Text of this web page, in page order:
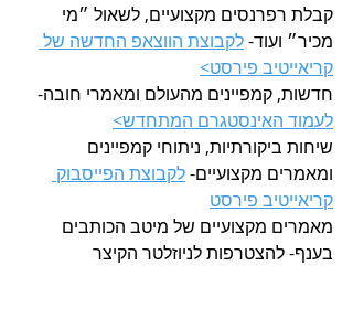
קבלת רפרנסים מקצועיים, לשאול ״מי
מכיר״ ועוד- לקבוצת הווצאפ החדשה של
קריאייטיב פירסט>
חדשות, קמפיינים מהעולם ומאמרי חובה-
לעמוד האינסטגרם המתחדש>
שיחות ביקורתיות, ניתוחי קמפיינים
ומאמרים מקצועיים- לקבוצת הפייסבוק
קריאייטיב פירסט
מאמרים מקצועיים של מיטב הכותבים
בענף- להצטרפות לניוזלטר הקיצר